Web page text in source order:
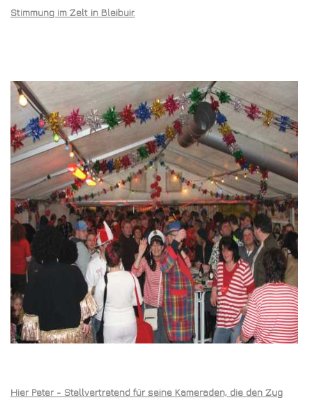
Stimmung im Zelt in Bleibuir.
Hier Peter - Stellvertretend für seine Kameraden, die den Zug